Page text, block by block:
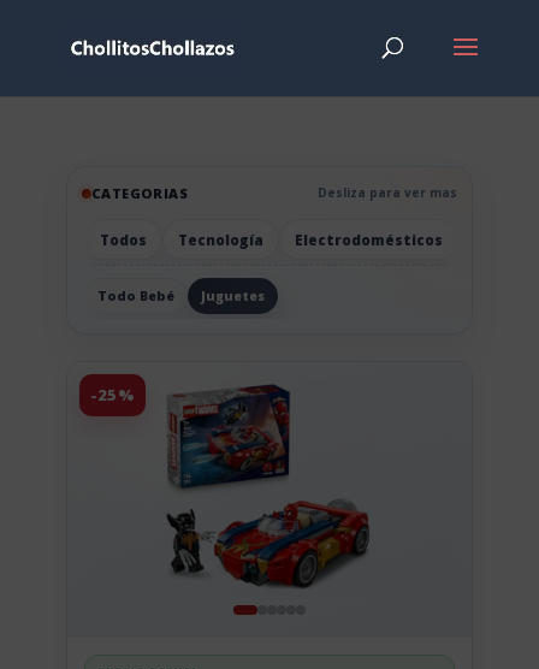
CATEGORIAS Desliza para ver mas
Todos Tecnología Electrodomésticos
Todo Bebé Juguetes
-25%